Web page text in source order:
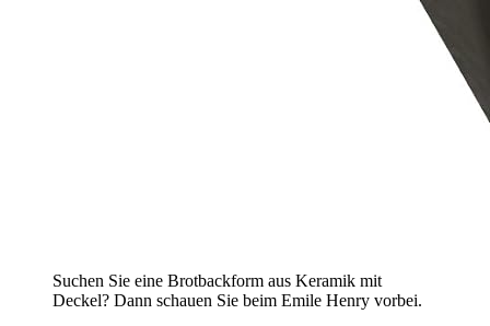
Suchen Sie eine Brotbackform aus Keramik mit
Deckel? Dann schauen Sie beim Emile Henry vorbei.